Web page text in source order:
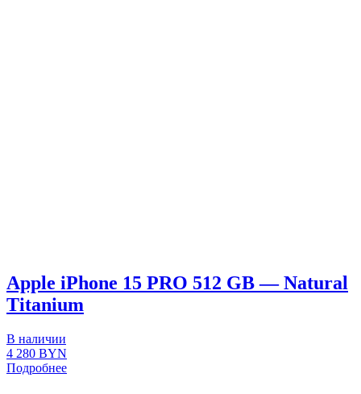
Apple iPhone 15 PRO 512 GB — Natural
Titanium
В наличии
4 280 BYN
Подробнее